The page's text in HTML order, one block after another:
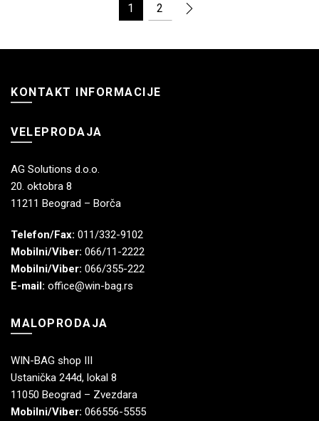
1 2
KONTAKT INFORMACIJE
VELEPRODAJA
AG Solutions d.o.o.
20. oktobra 8
11211 Beograd – Borča
Telefon/Fax: 011/332-9102
Mobilni/Viber: 066/11-2222
Mobilni/Viber: 066/355-222
E-mail: office@win-bag.rs
MALOPRODAJA
WIN-BAG shop III
Ustanička 244d, lokal 8
11050 Beograd – Zvezdara
Mobilni/Viber: 066556-5555